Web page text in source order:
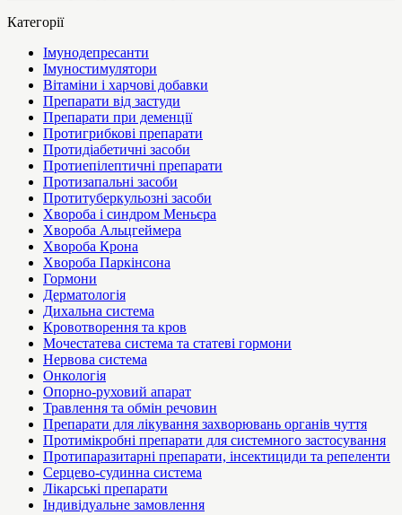
Категорії
Імунодепресанти
Імуностимулятори
Вітаміни і харчові добавки
Препарати від застуди
Препарати при деменції
Протигрибкові препарати
Протидіабетичні засоби
Протиепілептичні препарати
Протизапальні засоби
Протитуберкульозні засоби
Хвороба і синдром Меньєра
Хвороба Альцгеймера
Хвороба Крона
Хвороба Паркінсона
Гормони
Дерматологія
Дихальна система
Кровотворення та кров
Мочестатева система та статеві гормони
Нервова система
Онкологія
Опорно-руховий апарат
Травлення та обмін речовин
Препарати для лікування захворювань органів чуття
Протимікробні препарати для системного застосування
Протипаразитарні препарати, інсектициди та репеленти
Серцево-судинна система
Лікарські препарати
Індивідуальне замовлення